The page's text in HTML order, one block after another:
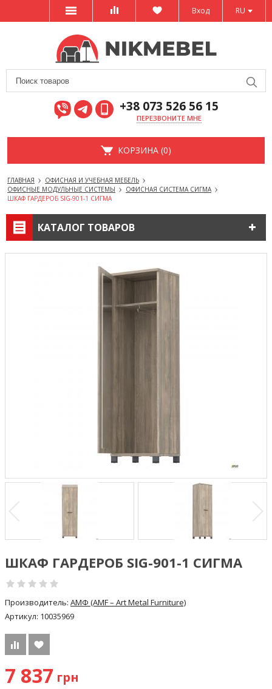
RU
Вход
+38 073 526 56 15
ПЕРЕЗВОНИТЕ МНЕ
КОРЗИНА (0)
ГЛАВНАЯ
ОФИСНАЯ И УЧЕБНАЯ МЕБЕЛЬ
ОФИСНЫЕ МОДУЛЬНЫЕ СИСТЕМЫ
ОФИСНАЯ СИСТЕМА СИГМА
ШКАФ ГАРДЕРОБ SIG-901-1 СИГМА
КАТАЛОГ ТОВАРОВ
ШКАФ ГАРДЕРОБ SIG-901-1 СИГМА
Производитель: АМФ (AMF – Art Metal Furniture)
Артикул: 10035969
7 837 грн